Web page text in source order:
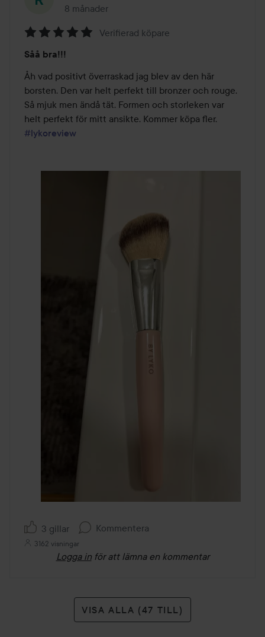
8 månader
Inlägget skapades 8 månader
5
av
5
Verifierad köpare
Såå bra!!!
Åh vad positivt överraskad jag blev av den här
borsten. Den var helt perfekt till bronzer och rouge.
Så mjuk men ändå tät. Formen och storleken var
#lykoreview
3 gillar Kommentera
3162 visningar
Logga in för att lämna en kommentar
VISA ALLA (47 TILL)